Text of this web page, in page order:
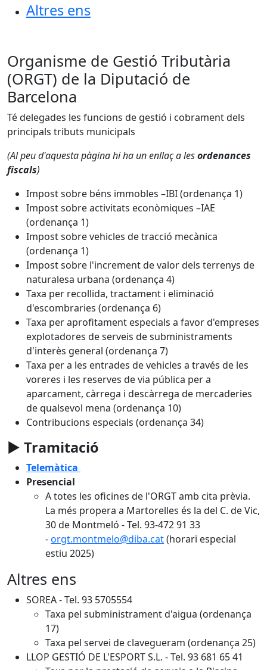
Altres ens
Organisme de Gestió Tributària
(ORGT) de la Diputació de
Barcelona
Té delegades les funcions de gestió i cobrament dels
principals tributs municipals
(Al peu d'aquesta pàgina hi ha un enllaç a lesordenances
fiscals)
Impost sobre béns immobles –IBI (ordenança 1)
Impost sobre activitats econòmiques –IAE
(ordenança 1)
Impost sobre vehicles de tracció mecànica
(ordenança 1)
Impost sobre l'increment de valor dels terrenys de
naturalesa urbana (ordenança 4)
Taxa per recollida, tractament i eliminació
d'escombraries (ordenança 6)
Taxa per aprofitament especials a favor d'empreses
explotadores de serveis de subministraments
d'interès general (ordenança 7)
Taxa per a les entrades de vehicles a través de les
voreres i les reserves de via pública per a
aparcament, càrrega i descàrrega de mercaderies
de qualsevol mena (ordenança 10)
Contribucions especials (ordenança 34)
► Tramitació
Telemàtica
Presencial
A totes les oficines de l'ORGT amb cita prèvia.
La més propera a Martorelles és la del C. de Vic,
30 de Montmeló - Tel. 93-472 91 33
-orgt.montmelo@diba.cat(horari especial
estiu 2025)
Altres ens
SOREA - Tel. 93 5705554
Taxa pel subministrament d'aigua (ordenança
17)
Taxa pel servei de clavegueram (ordenança 25)
LLOP GESTIÓ DE L'ESPORT S.L. - Tel. 93 681 65 41